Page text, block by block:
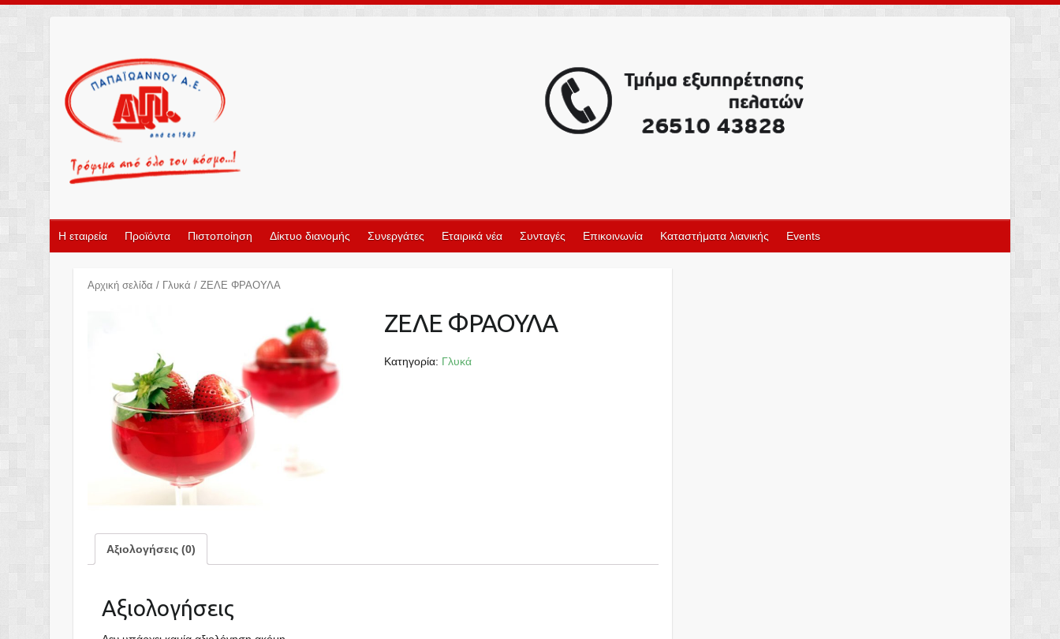
Η εταιρεία Προϊόντα Πιστοποίηση Δίκτυο διανομής Συνεργάτες Εταιρικά νέα Συνταγές Επικοινωνία Καταστήματα λιανικής Events
Αρχική σελίδα / Γλυκά / ΖΕΛΕ ΦΡΑΟΥΛΑ
ΖΕΛΕ ΦΡΑΟΥΛΑ
Κατηγορία: Γλυκά
Αξιολογήσεις (0)
Αξιολογήσεις